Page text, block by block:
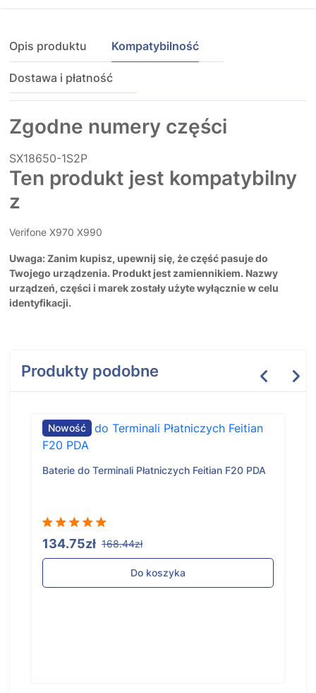
Opis produktu Kompatybilność
Dostawa i płatność
Zgodne numery części
SX18650-1S2P
Ten produkt jest kompatybilny
z
Verifone X970 X990
Uwaga: Zanim kupisz, upewnij się, że część pasuje do
Twojego urządzenia. Produkt jest zamiennikiem. Nazwy
urządzeń, części i marek zostały użyte wyłącznie w celu
identyfikacji.
Produkty podobne
Nowość
Baterie do Terminali Płatniczych Feitian F20 PDA
134.75zł 168.44zł
Do koszyka